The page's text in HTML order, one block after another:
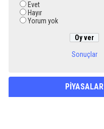
Evet
Hayır
Yorum yok
Sonuçlar
PİYASALAR